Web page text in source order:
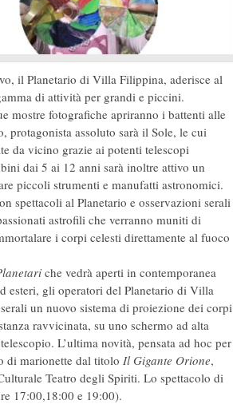
il Planetario di Villa Filippina, aderisce al
di attività per grandi e piccini.
mostre fotografiche apriranno i battenti alle
protagonista assoluto sarà il Sole, le cui
da vicino grazie ai potenti telescopi
dai 5 ai 12 anni sarà inoltre attivo un
piccoli strumenti e manufatti astronomici.
spettacoli al Planetario e osservazioni serali
astrofili che verranno muniti di
i corpi celesti direttamente al fuoco
che vedrà aperti in contemporanea
esteri, gli operatori del Planetario di Villa
un nuovo sistema di proiezione dei corpi
ravvicinata, su uno schermo ad alta
L’ultima novità, pensata ad hoc per
di marionette dal titolo Il Gigante Orione,
Teatro degli Spiriti. Lo spettacolo di
17:00,18:00 e 19:00).